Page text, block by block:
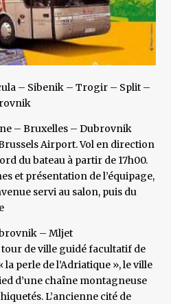
– Sibenik – Trogir – Split –
– Bruxelles – Dubrovnik
Airport. Vol en direction
du bateau à partir de 17h00.
et présentation de l’équipage,
servi au salon, puis du
– Mljet
de ville guidé facultatif de
perle de l’Adriatique », le ville
d’une chaîne montagneuse
L’ancienne cité de